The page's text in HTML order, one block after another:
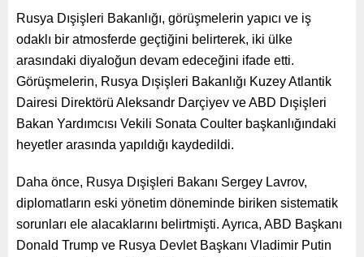
Rusya Dışişleri Bakanlığı, görüşmelerin yapıcı ve iş
odaklı bir atmosferde geçtiğini belirterek, iki ülke
arasındaki diyaloğun devam edeceğini ifade etti.
Görüşmelerin, Rusya Dışişleri Bakanlığı Kuzey Atlantik
Dairesi Direktörü Aleksandr Darçiyev ve ABD Dışişleri
Bakan Yardımcısı Vekili Sonata Coulter başkanlığındaki
heyetler arasında yapıldığı kaydedildi.
Daha önce, Rusya Dışişleri Bakanı Sergey Lavrov,
diplomatların eski yönetim döneminde biriken sistematik
sorunları ele alacaklarını belirtmişti. Ayrıca, ABD Başkanı
Donald Trump ve Rusya Devlet Başkanı Vladimir Putin